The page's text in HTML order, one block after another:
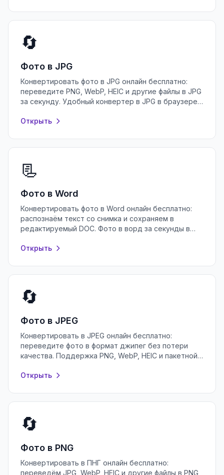
🔄
Фото в JPG
Конвертировать фото в JPG онлайн бесплатно:
переведите PNG, WebP, HEIC и другие файлы в JPG
за секунду. Удобный конвертер в JPG в браузере,
Открыть
📃
Фото в Word
Конвертировать фото в Word онлайн бесплатно:
распознаём текст со снимка и сохраняем в
редактируемый DOC. Фото в ворд за секунды в
Открыть
🔄
Фото в JPEG
Конвертировать в JPEG онлайн бесплатно:
переведите фото в формат джипег без потери
качества. Поддержка PNG, WebP, HEIC и пакетной
Открыть
🔄
Фото в PNG
Конвертировать в ПНГ онлайн бесплатно:
переведём JPG, WebP, HEIC и другие файлы в PNG